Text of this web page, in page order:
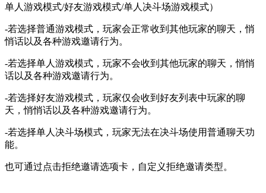
单人游戏模式/好友游戏模式/单人决斗场游戏模式）
-若选择普通游戏模式，玩家会正常收到其他玩家的聊天，悄
悄话以及各种游戏邀请行为。
-若选择单人游戏模式，玩家不会收到其他玩家的聊天，悄悄
话以及各种游戏邀请行为。
-若选择好友游戏模式，玩家仅会收到好友列表中玩家的聊
天，悄悄话以及各种游戏邀请行为。
-若选择单人决斗场模式，玩家无法在决斗场使用普通聊天功
能。
也可通过点击拒绝邀请选项卡，自定义拒绝邀请类型。